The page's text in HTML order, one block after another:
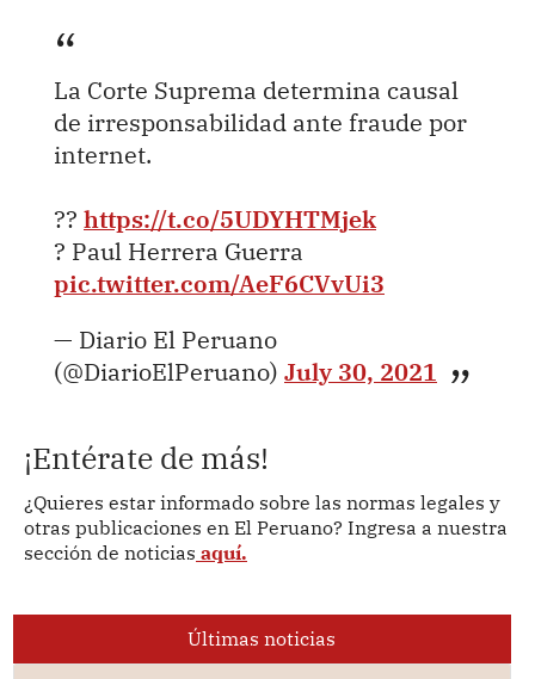
La Corte Suprema determina causal
de irresponsabilidad ante fraude por
internet.
?? https://t.co/5UDYHTMjek
? Paul Herrera Guerra
pic.twitter.com/AeF6CVvUi3
— Diario El Peruano
(@DiarioElPeruano) July 30, 2021
¡Entérate de más!
¿Quieres estar informado sobre las normas legales y
otras publicaciones en El Peruano? Ingresa a nuestra
sección de noticias aquí.
Últimas noticias